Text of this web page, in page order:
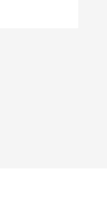
szomszédok,
A különböző